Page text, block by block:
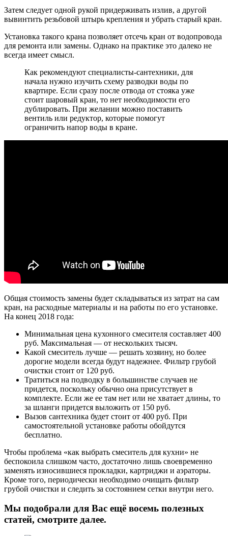
Затем следует одной рукой придерживать излив, а другой
вывинтить резьбовой штырь крепления и убрать старый кран.
Установка такого крана позволяет отсечь кран от водопровода
для ремонта или замены. Однако на практике это далеко не
всегда имеет смысл.
Как рекомендуют специалисты-сантехники, для
начала нужно изучить схему разводки воды по
квартире. Если сразу после отвода от стояка уже
стоит шаровый кран, то нет необходимости его
дублировать. При желании можно поставить
вентиль или редуктор, которые помогут
ограничить напор воды в кране.
Общая стоимость замены будет складываться из затрат на сам
кран, на расходные материалы и на работы по его установке.
На конец 2018 года:
Минимальная цена кухонного смесителя составляет 400
руб. Максимальная — от нескольких тысяч.
Какой смеситель лучше — решать хозяину, но более
дорогие модели всегда будут надежнее. Фильтр грубой
очистки стоит от 120 руб.
Тратиться на подводку в большинстве случаев не
придется, поскольку обычно она присутствует в
комплекте. Если же ее там нет или не хватает длины, то
за шланги придется выложить от 150 руб.
Вызов сантехника будет стоит от 400 руб. При
самостоятельной установке работы обойдутся
бесплатно.
Чтобы проблема «как выбрать смеситель для кухни» не
беспокоила слишком часто, достаточно лишь своевременно
заменять износившиеся прокладки, картриджи и аэраторы.
Кроме того, периодически необходимо очищать фильтр
грубой очистки и следить за состоянием сетки внутри него.
Мы подобрали для Вас ещё восемь полезных
статей, смотрите далее.